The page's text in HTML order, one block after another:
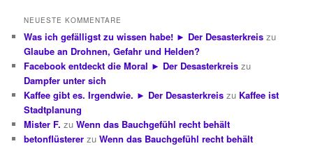
NEUESTE KOMMENTARE
Was ich gefälligst zu wissen habe! ► Der Desasterkreis zu
Glaube an Drohnen, Gefahr und Helden?
Facebook entdeckt die Moral ► Der Desasterkreis zu
Dampfer unter sich
Kaffee gibt es. Irgendwie. ► Der Desasterkreis zu Kaffee ist
Stadtplanung
Mister F. zuWenn das Bauchgefühl recht behält
betonflüsterer zuWenn das Bauchgefühl recht behält